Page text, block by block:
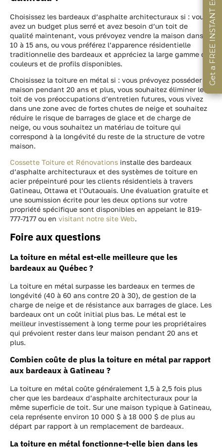
Choisissez les bardeaux d’asphalte architecturaux si : vous
avez un budget plus serré et avez besoin d’un toit de
qualité maintenant, vous prévoyez vendre la maison dans
10 à 15 ans, ou vous préférez l’apparence résidentielle
traditionnelle des bardeaux et appréciez la large gamme de
couleurs et de profils disponibles.
Choisissez la toiture en métal si : vous prévoyez posséder la
maison pendant 20 ans et plus, vous souhaitez éliminer le
toit de vos préoccupations d’entretien futures, vous vivez
dans une zone avec de fortes chutes de neige et souhaitez
réduire le risque de barrages de glace et de charge de
neige, ou vous souhaitez un matériau de toiture qui
correspond à la longévité du reste de la structure de votre
maison.
Cossette Toiture et Rénovations installe des bardeaux
d’asphalte architecturaux et des systèmes de toiture en
acier prépeinturé pour les clients résidentiels à travers
Gatineau, Ottawa et l’Outaouais. Une évaluation gratuite et
une soumission écrite pour les deux options sur votre
propriété spécifique sont disponibles en appelant le 819-
777-7177 ou en visitant notre site Web.
Foire aux questions
La toiture en métal est-elle meilleure que les
bardeaux au Québec ?
La toiture en métal surpasse les bardeaux en termes de
longévité (40 à 60 ans contre 20 à 30), de gestion de la
charge de neige et de résistance aux barrages de glace. Les
bardeaux ont un coût initial plus bas. Le métal est le
meilleur investissement à long terme pour les propriétaires
qui prévoient rester dans leur maison pendant 20 ans et
plus.
Combien coûte de plus la toiture en métal par rapport
aux bardeaux à Gatineau ?
La toiture en métal coûte généralement 1,5 à 2,5 fois plus
cher que les bardeaux d’asphalte architecturaux pour la
même superficie de toit. Sur une maison typique à Gatineau,
cela représente environ 10 000 $ à 18 000 $ de plus au
départ par rapport à un remplacement de bardeaux.
La toiture en métal fonctionne-t-elle bien dans les
Get a FREE INSTANT Estimate
Get a FREE INSTANT Estimate
Get a FREE INSTANT Estimate